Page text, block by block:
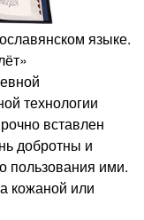
языке.
технологии
вставлен
добротны и
пользования ими.
кожаной или